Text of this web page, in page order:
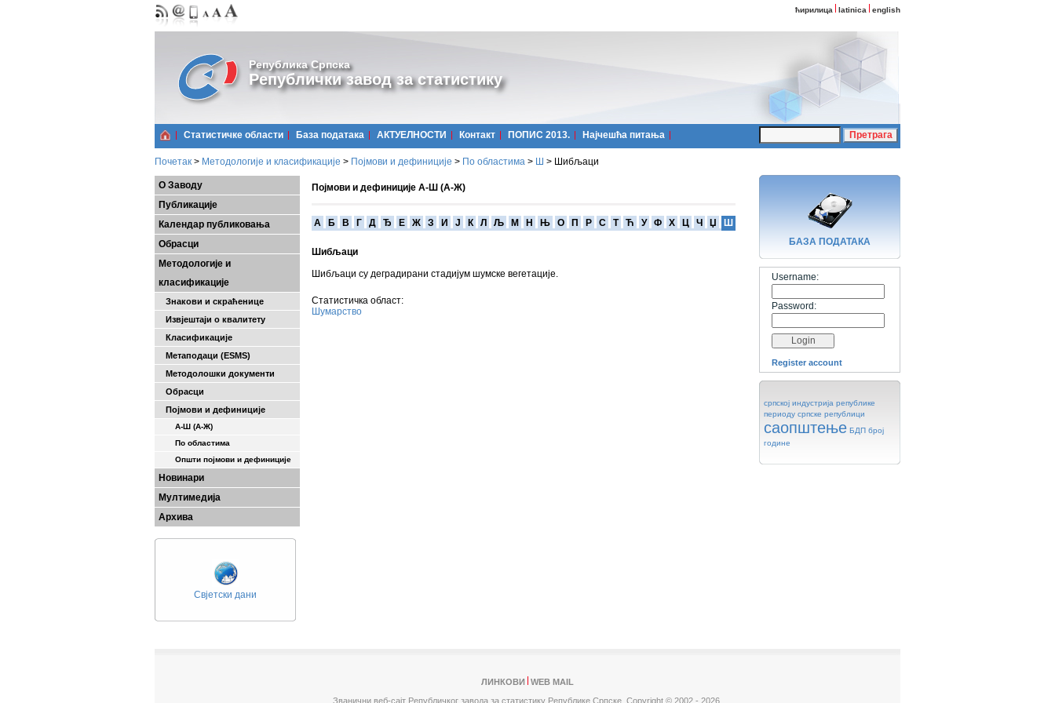
ћирилица latinica english
Република Српска
Републички завод за статистику
Статистичке области Базa података АКТУЕЛНОСТИ Контакт ПОПИС 2013. Најчешћa питања
Почетак > Методологије и класификације > Појмови и дефиниције > По областима > Ш > Шибљаци
О Заводу
Публикације
Календар публиковања
Обрасци
Методологије и
класификације
Знакови и скраћенице
Извјештаји о квалитету
Класификације
Метаподаци (ESMS)
Методолошки документи
Обрасци
Појмови и дефиниције
А-Ш (A-Ж)
По областима
Општи појмови и дефиниције
Новинари
Мултимедија
Архива
Свјетски дани
Појмови и дефиниције А-Ш (А-Ж)
A Б В Г Д Ђ Е Ж З И Ј К Л Љ М Н Њ О П Р С Т Ћ У Ф Х Ц Ч Џ Ш
Шибљаци
Шибљаци су деградирани стадијум шумске вегетације.
Статистичка област:
Шумарство
БАЗA ПОДАТАКА
Username:
Password:
Register account
српској индустрија републике
периоду српске републици
саопштење БДП број
године
ЛИНКОВИ
WEB MAIL
Званични веб-сајт Републичког завода за статистику Републике Српске, Copyright © 2002 - 2026.